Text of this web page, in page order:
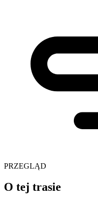
PRZEGLĄD
O tej trasie